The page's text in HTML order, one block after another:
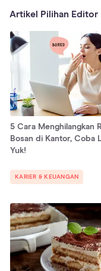
Artikel Pilihan Editor
5 Cara Menghilangkan
Bosan di Kantor, Coba
Yuk!
KARIER & KEUANGAN